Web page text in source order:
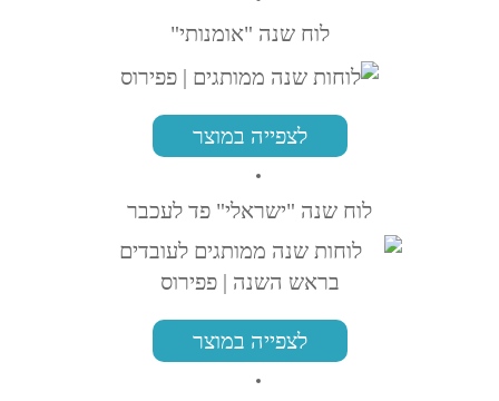
לוח שנה "אומנותי"
לצפייה במוצר
לוח שנה "ישראלי" פד לעכבר
לצפייה במוצר